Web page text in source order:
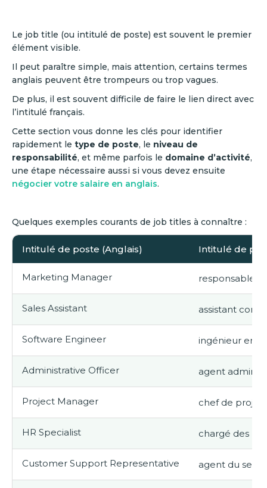
Le job title (ou intitulé de poste) est souvent le premier
élément visible.
Il peut paraître simple, mais attention, certains termes
anglais peuvent être trompeurs ou trop vagues.
De plus, il est souvent difficile de faire le lien direct avec
l’intitulé français.
Cette section vous donne les clés pour identifier
rapidement le type de poste, le niveau de
responsabilité, et même parfois le domaine d’activité,
une étape nécessaire aussi si vous devez ensuite
négocier votre salaire en anglais.
Quelques exemples courants de job titles à connaître :
Intitulé de poste (Anglais) Intitulé de
Marketing Manager responsable
Sales Assistant assistant
Software Engineer ingénieur en
Administrative Officer agent
Project Manager chef de projet
HR Specialist chargé des
Customer Support Representative agent du